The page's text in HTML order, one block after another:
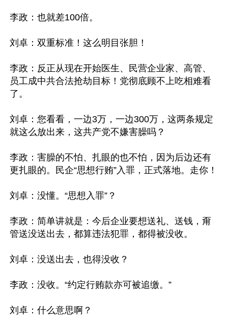
李政：也就差100倍。
刘卓：双重标准！这么明目张胆！
李政：反正从现在开始医生、民营企业家、高管、
员工成中共合法抢劫目标！党彻底顾不上吃相难看
了。
刘卓：您看看，一边3万，一边300万，这两条规定
就这么放出来，这共产党不嫌害臊吗？
李政：害臊的不怕、扎眼的也不怕，因为后边还有
更扎眼的。民企“思想行贿”入罪，正式落地。走你！
刘卓：没懂。“思想入罪”？
李政：简单讲就是：今后企业要想送礼、送钱，甭
管送没送出去，都算违法犯罪，都得被没收。
刘卓：没送出去，也得没收？
李政：没收。“约定行贿款亦可被追缴。”
刘卓：什么意思啊？